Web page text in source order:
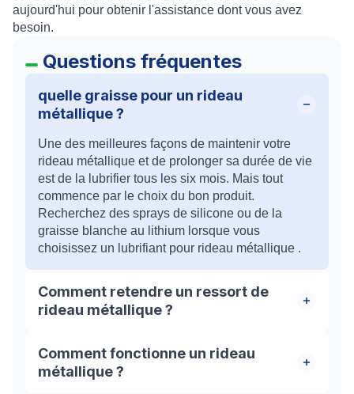
aujourd'hui pour obtenir l'assistance dont vous avez
besoin.
Questions fréquentes
quelle graisse pour un rideau
métallique ?
Une des meilleures façons de maintenir votre
rideau métallique et de prolonger sa durée de vie
est de la lubrifier tous les six mois. Mais tout
commence par le choix du bon produit.
Recherchez des sprays de silicone ou de la
graisse blanche au lithium lorsque vous
choisissez un lubrifiant pour rideau métallique .
Comment retendre un ressort de
rideau métallique ?
Pour tendre ou retendre le volet, il faut faire
pivoter l’axe dans le sens de la descente de la
grille. En effectuant ce mouvement, vous allez
Comment fonctionne un rideau
métallique ?